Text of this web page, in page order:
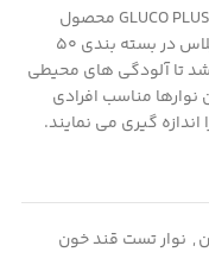
نوار تست قند خون گلوکو پلاسGLUCO PLUS TEST STRIP محصول
کشور کانادا می باشد. نوار تست قند گلوکوپلاس در بسته بندی 50
تا آلودگی های محیطی
نوارها مناسب افرادی
گیری می نمایند.
, نوار تست قند خون